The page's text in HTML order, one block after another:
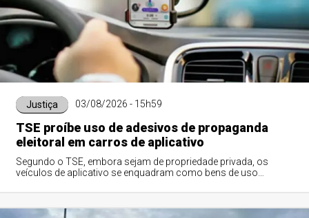
Justiça 03/08/2026 - 15h59
TSE proíbe uso de adesivos de propaganda
eleitoral em carros de aplicativo
Segundo o TSE, embora sejam de propriedade privada, os
veículos de aplicativo se enquadram como bens de uso